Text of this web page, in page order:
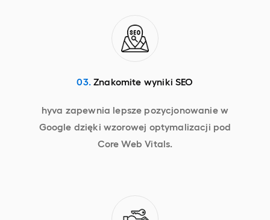
03. Znakomite wyniki SEO
hyva zapewnia lepsze pozycjonowanie w
Google dzięki wzorowej optymalizacji pod
Core Web Vitals.